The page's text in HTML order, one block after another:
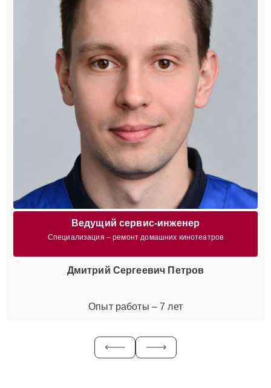
Ведущий сервис-инженер
Специализация – ремонт домашних кинотеатров
Дмитрий Сергеевич Петров
Опыт работы – 7 лет